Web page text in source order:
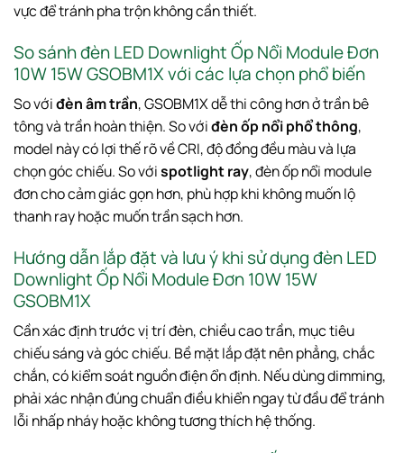
vực để tránh pha trộn không cần thiết.
So sánh đèn LED Downlight Ốp Nổi Module Đơn
10W 15W GSOBM1X với các lựa chọn phổ biến
So vớiđèn âm trần, GSOBM1X dễ thi công hơn ở trần bê
tông và trần hoàn thiện. So vớiđèn ốp nổi phổ thông,
model này có lợi thế rõ về CRI, độ đồng đều màu và lựa
chọn góc chiếu. So vớispotlight ray, đèn ốp nổi module
đơn cho cảm giác gọn hơn, phù hợp khi không muốn lộ
thanh ray hoặc muốn trần sạch hơn.
Hướng dẫn lắp đặt và lưu ý khi sử dụng đèn LED
Downlight Ốp Nổi Module Đơn 10W 15W
GSOBM1X
Cần xác định trước vị trí đèn, chiều cao trần, mục tiêu
chiếu sáng và góc chiếu. Bề mặt lắp đặt nên phẳng, chắc
chắn, có kiểm soát nguồn điện ổn định. Nếu dùng dimming,
phải xác nhận đúng chuẩn điều khiển ngay từ đầu để tránh
lỗi nhấp nháy hoặc không tương thích hệ thống.